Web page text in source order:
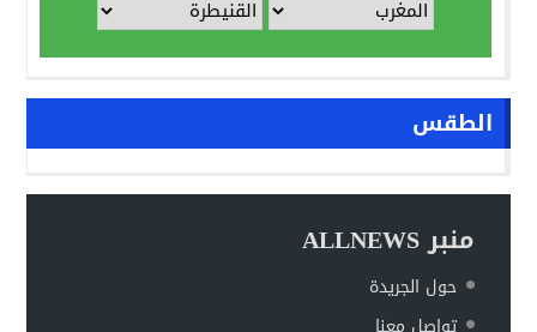
الطقس
منبر ALLNEWS
حول الجريدة